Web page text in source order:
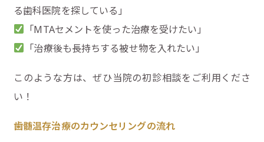
る歯科医院を探している」
「MTAセメントを使った治療を受けたい」
「治療後も長持ちする被せ物を入れたい」
このような方は、ぜひ当院の初診相談をご利用くださ
い！
歯髄温存治療のカウンセリングの流れ